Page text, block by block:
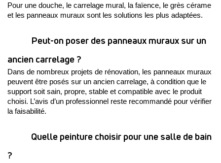
Pour une douche, le carrelage mural, la faïence, le grès cérame
et les panneaux muraux sont les solutions les plus adaptées.
Peut-on poser des panneaux muraux sur un
ancien carrelage ?
Dans de nombreux projets de rénovation, les panneaux muraux
peuvent être posés sur un ancien carrelage, à condition que le
support soit sain, propre, stable et compatible avec le produit
choisi. L’avis d’un professionnel reste recommandé pour vérifier
la faisabilité.
Quelle peinture choisir pour une salle de bain
?